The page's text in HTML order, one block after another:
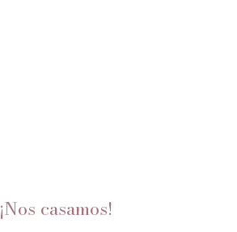
¡Nos casamos!